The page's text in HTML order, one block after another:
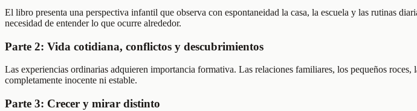
El libro presenta una perspectiva infantil que observa con espontaneidad la casa, la escuela y las rutinas
necesidad de entender lo que ocurre alrededor.
Parte 2: Vida cotidiana, conflictos y descubrimientos
Las experiencias ordinarias adquieren importancia formativa. Las relaciones familiares, los pequeños
completamente inocente ni estable.
Parte 3: Crecer y mirar distinto